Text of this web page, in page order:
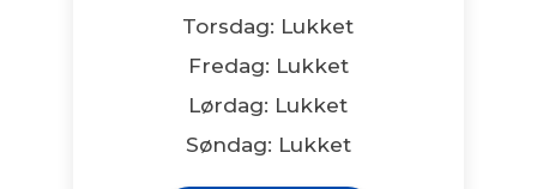
Torsdag: Lukket
Fredag: Lukket
Lørdag: Lukket
Søndag: Lukket